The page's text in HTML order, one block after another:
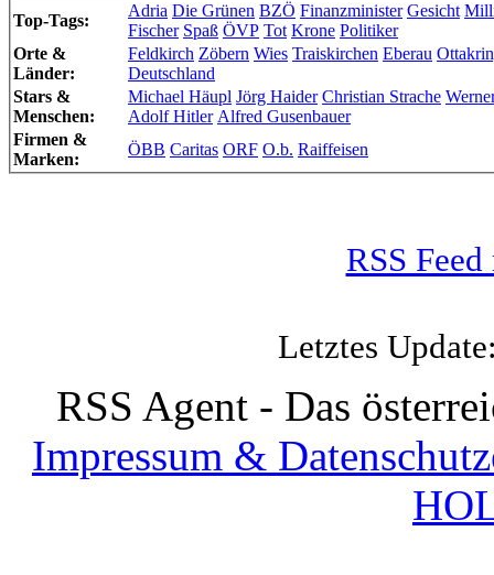
Top-Tags:
Adria Die Grünen BZÖ Finanzminister Gesicht
Fischer Spaß ÖVP Tot Krone Politiker
Orte &
Länder:
Feldkirch Zöbern Wies Traiskirchen Eberau
Deutschland
Stars &
Menschen:
Michael Häupl Jörg Haider Christian Strache
Adolf Hitler Alfred Gusenbauer
Firmen &
Marken:
ÖBB Caritas ORF O.b. Raiffeisen
RSS
Letztes
RSS Agent - Das
Impressum &